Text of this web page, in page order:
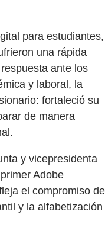
para estudiantes,
una rápida
ante los
y laboral, la
fortaleció su
de manera
y vicepresidenta
Adobe
el compromiso de
y la alfabetización